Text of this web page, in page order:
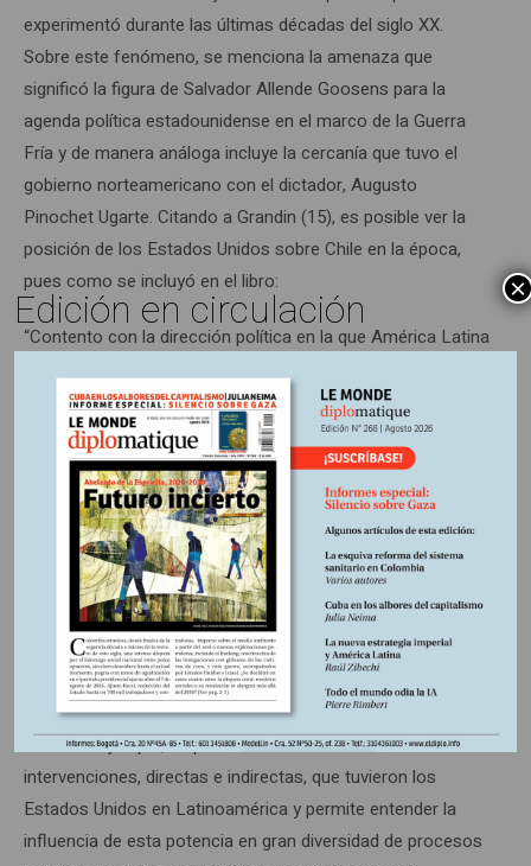
experimentó durante las últimas décadas del siglo XX.
Sobre este fenómeno, se menciona la amenaza que
significó la figura de Salvador Allende Goosens para la
agenda política estadounidense en el marco de la Guerra
Fría y de manera análoga incluye la cercanía que tuvo el
gobierno norteamericano con el dictador, Augusto
Pinochet Ugarte. Citando a Grandin (15), es posible ver la
posición de los Estados Unidos sobre Chile en la época,
pues como se incluyó en el libro:
“Contento con la dirección política en la que América Latina
conoció, a finales de 1970, que los chilenos habían elegido
al marxista Salvador Allende como presidente. (…) [Nixon]
después comenzó un monólogo de siete minutos sobre
cómo iba a –destruir a Allende–. Le dio instrucciones a la
CIA para –hacer la economía chillar– y durante los
próximos tres años, Washington gastó millones de dólares
para desestabilizar Chile e instigar a su milicia a actuar.
Finalmente pasó el 11 de septiembre de 1973, en un golpe
de Estado que llevó al régimen de diecisiete años de
Augusto Pinochet, al poder” (16).
Con este ejemplo, es posible visualizar una de las tantas
intervenciones, directas e indirectas, que tuvieron los
Estados Unidos en Latinoamérica y permite entender la
influencia de esta potencia en gran diversidad de procesos
Edición en circulación ×